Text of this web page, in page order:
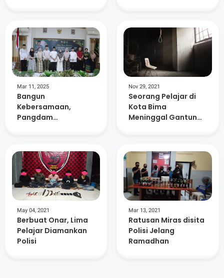
Mar 11, 2025
Bangun
Kebersamaan,
Pangdam
Forkopimda Kota &
Kabupaten Bima
Nov 29, 2021
Seorang Pelajar di
Kota Bima
Meninggal Gantung
May 04, 2021
Berbuat Onar, Lima
Pelajar Diamankan
Polisi
Mar 13, 2021
Ratusan Miras disita
Polisi Jelang
Ramadhan